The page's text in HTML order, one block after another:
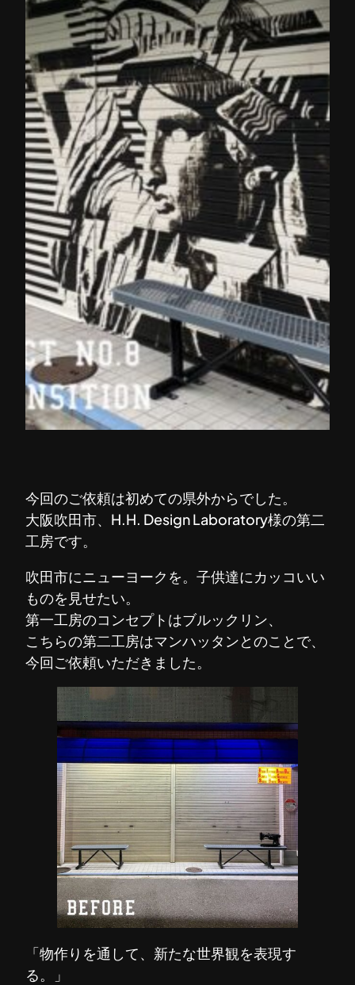
今回のご依頼は初めての県外からでした。
大阪吹田市、H.H. Design Laboratory様の第二
工房です。
吹田市にニューヨークを。子供達にカッコいい
ものを見せたい。
第一工房のコンセプトはブルックリン、
こちらの第二工房はマンハッタンとのことで、
今回ご依頼いただきました。
「物作りを通して、新たな世界観を表現す
る。」